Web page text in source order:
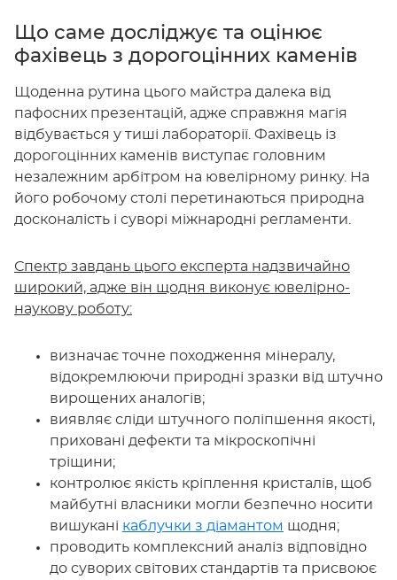
Що саме досліджує та оцінює
фахівець з дорогоцінних каменів
Щоденна рутина цього майстра далека від
пафосних презентацій, адже справжня магія
відбувається у тиші лабораторії. Фахівець із
дорогоцінних каменів виступає головним
незалежним арбітром на ювелірному ринку. На
його робочому столі перетинаються природна
досконалість і суворі міжнародні регламенти.
Спектр завдань цього експерта надзвичайно
широкий, адже він щодня виконує ювелірно-
наукову роботу:
визначає точне походження мінералу,
відокремлюючи природні зразки від штучно
вирощених аналогів;
виявляє сліди штучного поліпшення якості,
приховані дефекти та мікроскопічні
тріщини;
контролює якість кріплення кристалів, щоб
майбутні власники могли безпечно носити
вишукані каблучки з діамантом щодня;
проводить комплексний аналіз відповідно
до суворих світових стандартів та присвоює